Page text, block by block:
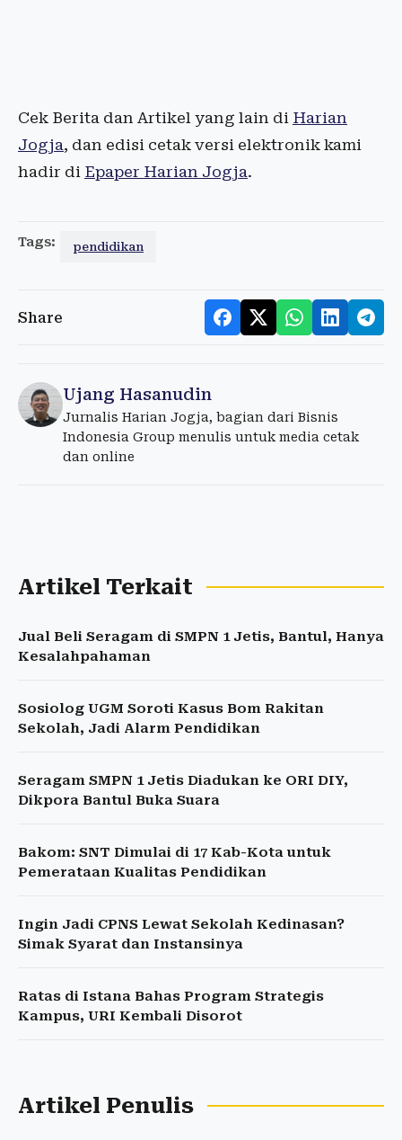
Cek Berita dan Artikel yang lain di Harian
Jogja, dan edisi cetak versi elektronik kami
hadir di Epaper Harian Jogja.
Tags: pendidikan
Share
Ujang Hasanudin
Jurnalis Harian Jogja, bagian dari Bisnis
Indonesia Group menulis untuk media cetak
dan online
Artikel Terkait
Jual Beli Seragam di SMPN 1 Jetis, Bantul, Hanya
Kesalahpahaman
Sosiolog UGM Soroti Kasus Bom Rakitan
Sekolah, Jadi Alarm Pendidikan
Seragam SMPN 1 Jetis Diadukan ke ORI DIY,
Dikpora Bantul Buka Suara
Bakom: SNT Dimulai di 17 Kab-Kota untuk
Pemerataan Kualitas Pendidikan
Ingin Jadi CPNS Lewat Sekolah Kedinasan?
Simak Syarat dan Instansinya
Ratas di Istana Bahas Program Strategis
Kampus, URI Kembali Disorot
Artikel Penulis